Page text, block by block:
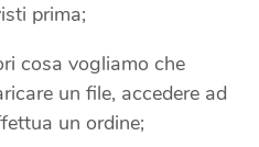
prima;
cosa vogliamo che
un file, accedere ad
un ordine;